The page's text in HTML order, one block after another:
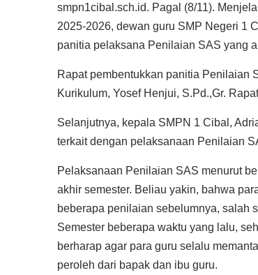
smpn1cibal.sch.id. Pagal (8/11).
2025-2026, dewan guru SMP Negeri 1
panitia pelaksana Penilaian SAS yang
Rapat pembentukkan panitia Penilaian
Kurikulum, Yosef Henjui, S.Pd.,Gr.
Selanjutnya, kepala SMPN 1 Cibal,
terkait dengan pelaksanaan Penilaian
Pelaksanaan Penilaian SAS menurut
akhir semester. Beliau yakin, bahwa
beberapa penilaian sebelumnya, salah
Semester beberapa waktu yang lalu,
berharap agar para guru selalu
peroleh dari bapak dan ibu guru.